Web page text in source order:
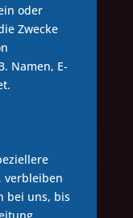
oder
Zwecke
Namen, E-
verbleiben
bei uns, bis